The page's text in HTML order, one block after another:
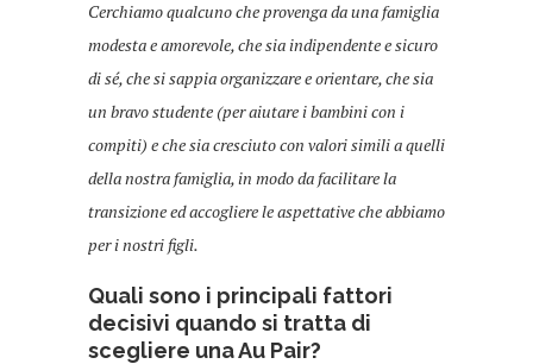
Cerchiamo qualcuno che provenga da una famiglia
modesta e amorevole, che sia indipendente e sicuro
di sé, che si sappia organizzare e orientare, che sia
un bravo studente (per aiutare i bambini con i
compiti) e che sia cresciuto con valori simili a quelli
della nostra famiglia, in modo da facilitare la
transizione ed accogliere le aspettative che abbiamo
per i nostri figli.
Quali sono i principali fattori
decisivi quando si tratta di
scegliere una Au Pair?